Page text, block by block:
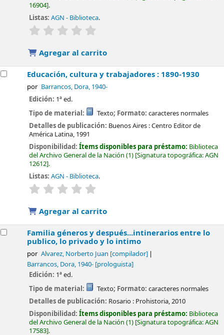
16904 .
Listas: AGN - Biblioteca.
valoración
Agregar al carrito
Educación, cultura y trabajadores : 1890-1930
por Barrancos, Dora, 1940-
Edición: 1ª ed.
Tipo de material:
Texto; Formato: caracteres normales
Detalles de publicación: Buenos Aires :Centro Editor de
América Latina, 1991
Disponibilidad:Ítems disponibles para préstamo: Biblioteca
del Archivo General de la Nación (1) Signatura topográfica:AGN
12612 .
Listas: AGN - Biblioteca.
valoración
Agregar al carrito
Familia géneros y después...intinerarios entre lo
publico, lo privado y lo intimo
por Alvarez, Norberto Juan [compilador]
Barrancos, Dora, 1940- [prologuista]
Edición: 1ª ed.
Tipo de material:
Texto; Formato: caracteres normales
Detalles de publicación: Rosario : Prohistoria,2010
Disponibilidad:Ítems disponibles para préstamo: Biblioteca
del Archivo General de la Nación (1) Signatura topográfica:AGN
17583 .